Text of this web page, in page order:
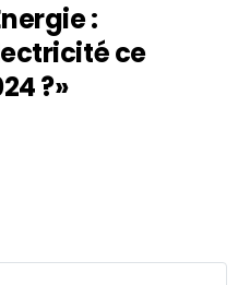
:
ce
?»